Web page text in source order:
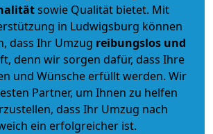
sowie Qualität bietet. Mit
in Ludwigsburg können
dass Ihr Umzug reibungslos und
denn wir sorgen dafür, dass Ihre
und Wünsche erfüllt werden. Wir
Partner, um Ihnen zu helfen
dass Ihr Umzug nach
ein erfolgreicher ist.